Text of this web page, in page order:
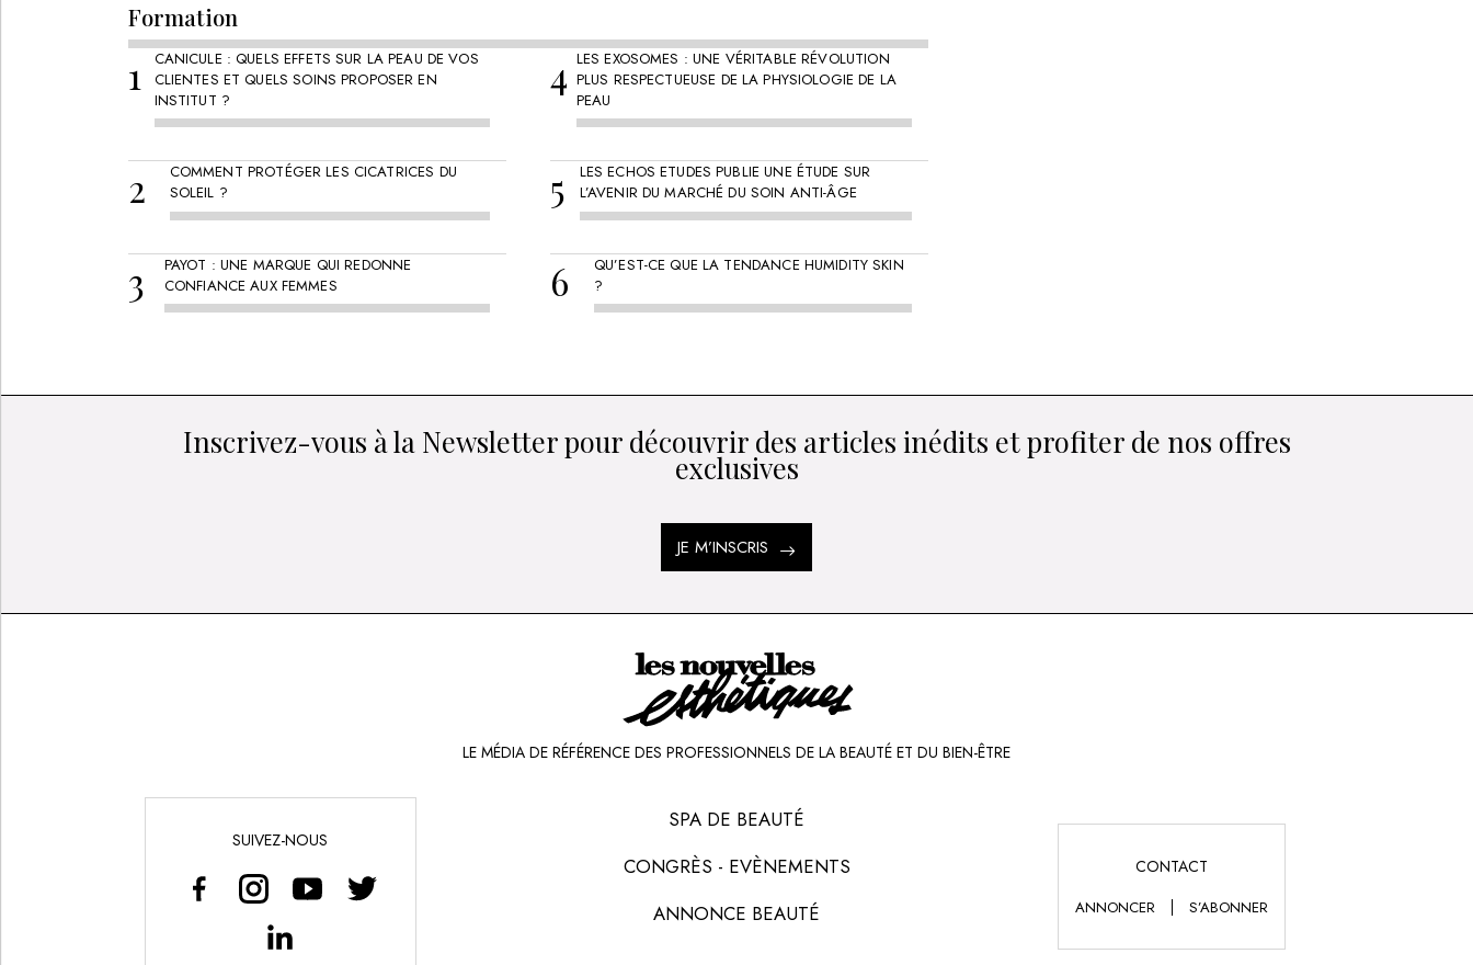
Formation
CANICULE : QUELS EFFETS SUR LA PEAU DE VOS
CLIENTES ET QUELS SOINS PROPOSER EN
INSTITUT ?
COMMENT PROTÉGER LES CICATRICES DU
SOLEIL ?
PAYOT : UNE MARQUE QUI REDONNE
CONFIANCE AUX FEMMES
LES EXOSOMES : UNE VÉRITABLE RÉVOLUTION
PLUS RESPECTUEUSE DE LA PHYSIOLOGIE DE LA
PEAU
LES ECHOS ETUDES PUBLIE UNE ÉTUDE SUR
L’AVENIR DU MARCHÉ DU SOIN ANTI-ÂGE
QU’EST-CE QUE LA TENDANCE HUMIDITY SKIN
?
Inscrivez-vous à la Newsletter pour découvrir des articles inédits et profiter de nos offres
exclusives
JE M’INSCRIS
LE MÉDIA DE RÉFÉRENCE DES PROFESSIONNELS DE LA BEAUTÉ ET DU BIEN-ÊTRE
SUIVEZ-NOUS
SPA DE BEAUTÉ
CONGRÈS - EVÈNEMENTS
ANNONCE BEAUTÉ
CONTACT
ANNONCER S’ABONNER